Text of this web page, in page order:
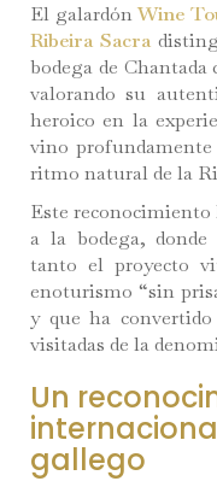
El galardónWine
Ribeira Sacra
bodega de Chantada
valorando su
heroico en la
vino
ritmo natural de la
Este
a la bodega,
tanto el proyecto
enoturismo “sin
y que ha
visitadas de la
Un
gallego